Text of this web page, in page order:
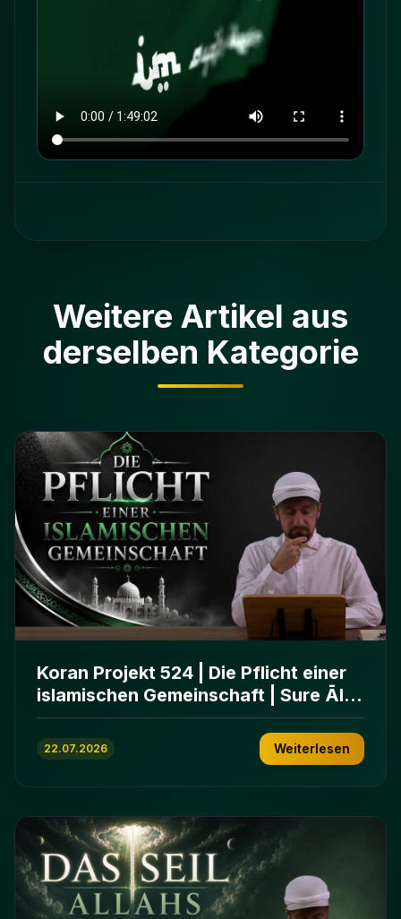
Weitere Artikel aus
derselben Kategorie
Koran Projekt 524 | Die Pflicht einer
islamischen Gemeinschaft | Sure Āl
ʿImrān 103-112
22.07.2026 Weiterlesen